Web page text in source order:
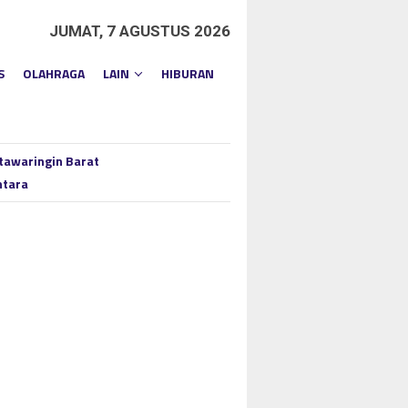
JUMAT, 7 AGUSTUS 2026
OLAHRAGA LAIN HIBURAN
Barat